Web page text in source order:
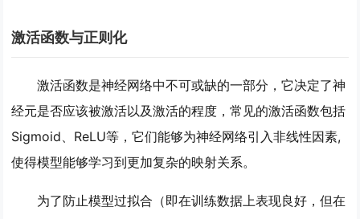
激活函数与正则化
激活函数是神经网络中不可或缺的一部分，它决定了神
经元是否应该被激活以及激活的程度，常见的激活函数包括
Sigmoid、ReLU等，它们能够为神经网络引入非线性因素,
使得模型能够学习到更加复杂的映射关系。
为了防止模型过拟合（即在训练数据上表现良好，但在